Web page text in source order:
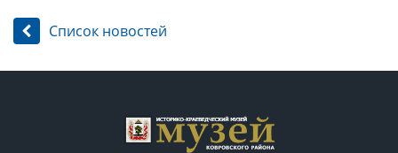
Список новостей